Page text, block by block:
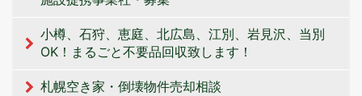
小樽、石狩、恵庭、北広島、江別、岩見沢、当別
OK！まるごと不要品回収致します！
札幌空き家・倒壊物件売却相談